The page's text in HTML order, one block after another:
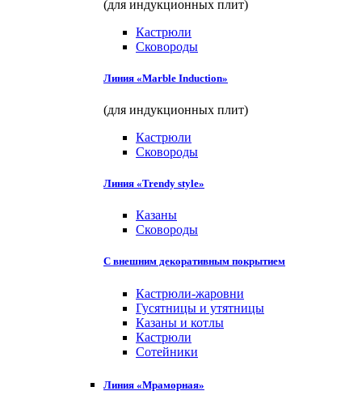
(для индукционных плит)
Кастрюли
Сковороды
Линия «Marble Induction»
(для индукционных плит)
Кастрюли
Сковороды
Линия «Trendy style»
Казаны
Сковороды
С внешним декоративным покрытием
Кастрюли-жаровни
Гусятницы и утятницы
Казаны и котлы
Кастрюли
Сотейники
Линия «Мраморная»